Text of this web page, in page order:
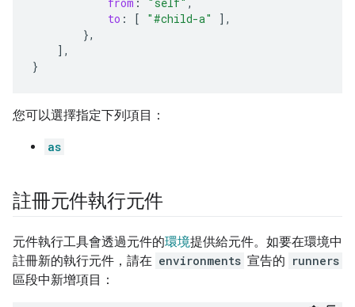
to : [ "#child-a"
],
},
],
}
您可以選擇指定下列項目：
as
註冊元件執行元件
元件執行工具會透過元件的環境提供給元件。如要在環境中
註冊新的執行元件，請在 environments 宣告的 runners
區段中新增項目：